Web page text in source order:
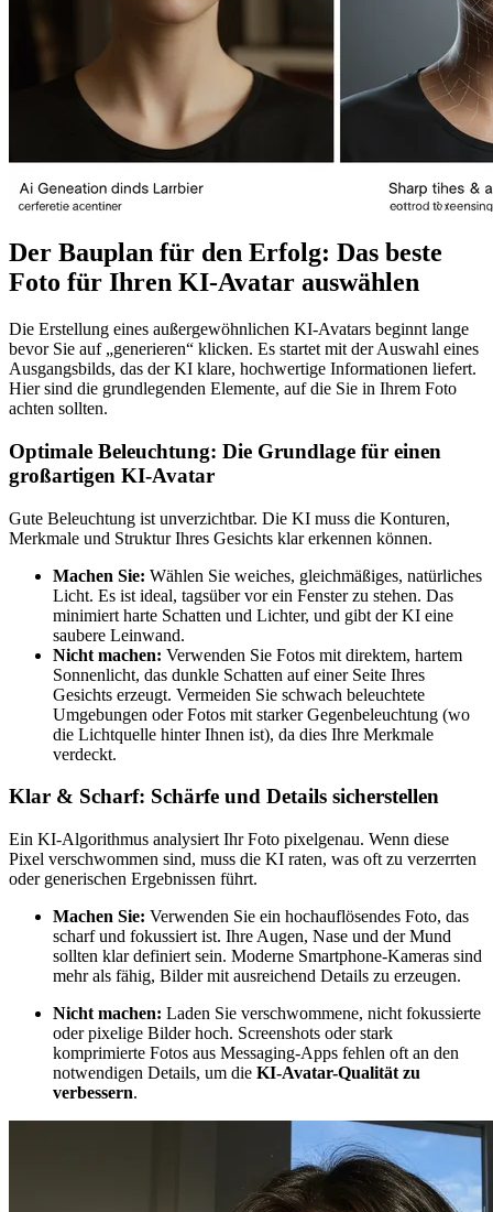
Der Bauplan für den Erfolg: Das beste
Foto für Ihren KI-Avatar auswählen
Die Erstellung eines außergewöhnlichen KI-Avatars beginnt lange
bevor Sie auf „generieren“ klicken. Es startet mit der Auswahl eines
Ausgangsbilds, das der KI klare, hochwertige Informationen liefert.
Hier sind die grundlegenden Elemente, auf die Sie in Ihrem Foto
achten sollten.
Optimale Beleuchtung: Die Grundlage für einen
großartigen KI-Avatar
Gute Beleuchtung ist unverzichtbar. Die KI muss die Konturen,
Merkmale und Struktur Ihres Gesichts klar erkennen können.
Machen Sie: Wählen Sie weiches, gleichmäßiges, natürliches
Licht. Es ist ideal, tagsüber vor ein Fenster zu stehen. Das
minimiert harte Schatten und Lichter, und gibt der KI eine
saubere Leinwand.
Nicht machen: Verwenden Sie Fotos mit direktem, hartem
Sonnenlicht, das dunkle Schatten auf einer Seite Ihres
Gesichts erzeugt. Vermeiden Sie schwach beleuchtete
Umgebungen oder Fotos mit starker Gegenbeleuchtung (wo
die Lichtquelle hinter Ihnen ist), da dies Ihre Merkmale
verdeckt.
Klar & Scharf: Schärfe und Details sicherstellen
Ein KI-Algorithmus analysiert Ihr Foto pixelgenau. Wenn diese
Pixel verschwommen sind, muss die KI raten, was oft zu verzerrten
oder generischen Ergebnissen führt.
Machen Sie: Verwenden Sie ein hochauflösendes Foto, das
scharf und fokussiert ist. Ihre Augen, Nase und der Mund
sollten klar definiert sein. Moderne Smartphone-Kameras sind
mehr als fähig, Bilder mit ausreichend Details zu erzeugen.
Nicht machen: Laden Sie verschwommene, nicht fokussierte
oder pixelige Bilder hoch. Screenshots oder stark
komprimierte Fotos aus Messaging-Apps fehlen oft an den
notwendigen Details, um die KI-Avatar-Qualität zu
verbessern.